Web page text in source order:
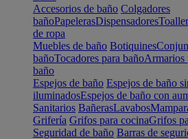
Accesorios de baño Colgadores
bañoPapelerasDispensadores
de ropa
Muebles de baño Botiquines
bañoTocadores para bañoArmarios
baño
Espejos de baño Espejos de baño
iluminadosEspejos de baño con
Sanitarios BañerasLavabos
Grifería Grifos para cocinaGrifos
Seguridad de baño Barras de